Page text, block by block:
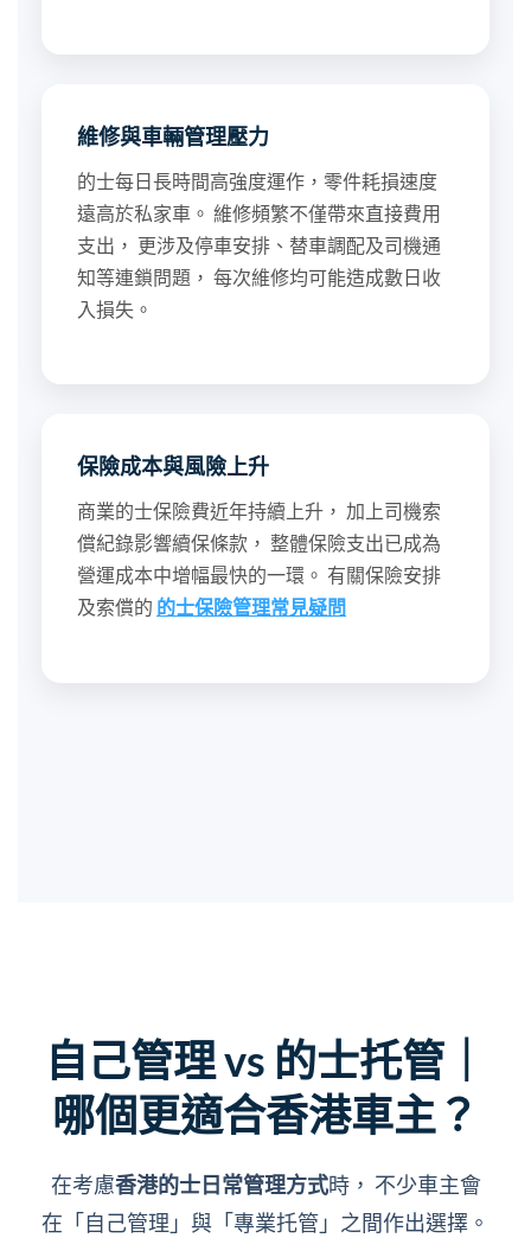
維修與車輛管理壓力
的士每日長時間高強度運作，零件耗損速度
遠高於私家車。 維修頻繁不僅帶來直接費用
支出， 更涉及停車安排、替車調配及司機通
知等連鎖問題， 每次維修均可能造成數日收
入損失。
保險成本與風險上升
商業的士保險費近年持續上升， 加上司機索
償紀錄影響續保條款， 整體保險支出已成為
營運成本中增幅最快的一環。 有關保險安排
及索償的 的士保險管理常見疑問
自己管理 vs 的士托管｜
哪個更適合香港車主？
在考慮香港的士日常管理方式時， 不少車主會
在「自己管理」與「專業托管」之間作出選擇。